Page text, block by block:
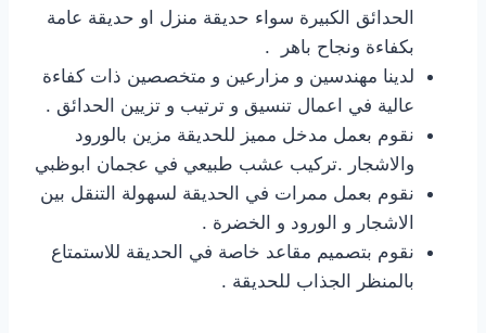
الحدائق الكبيرة سواء حديقة منزل او حديقة عامة
بكفاءة ونجاح باهر .
لدينا مهندسين و مزارعين و متخصصين ذات كفاءة
عالية في اعمال تنسيق و ترتيب و تزيين الحدائق .
نقوم بعمل مدخل مميز للحديقة مزين بالورود
والاشجار .تركيب عشب طبيعي في عجمان ابوظبي
نقوم بعمل ممرات في الحديقة لسهولة التنقل بين
الاشجار و الورود و الخضرة .
نقوم بتصميم مقاعد خاصة في الحديقة للاستمتاع
بالمنظر الجذاب للحديقة .